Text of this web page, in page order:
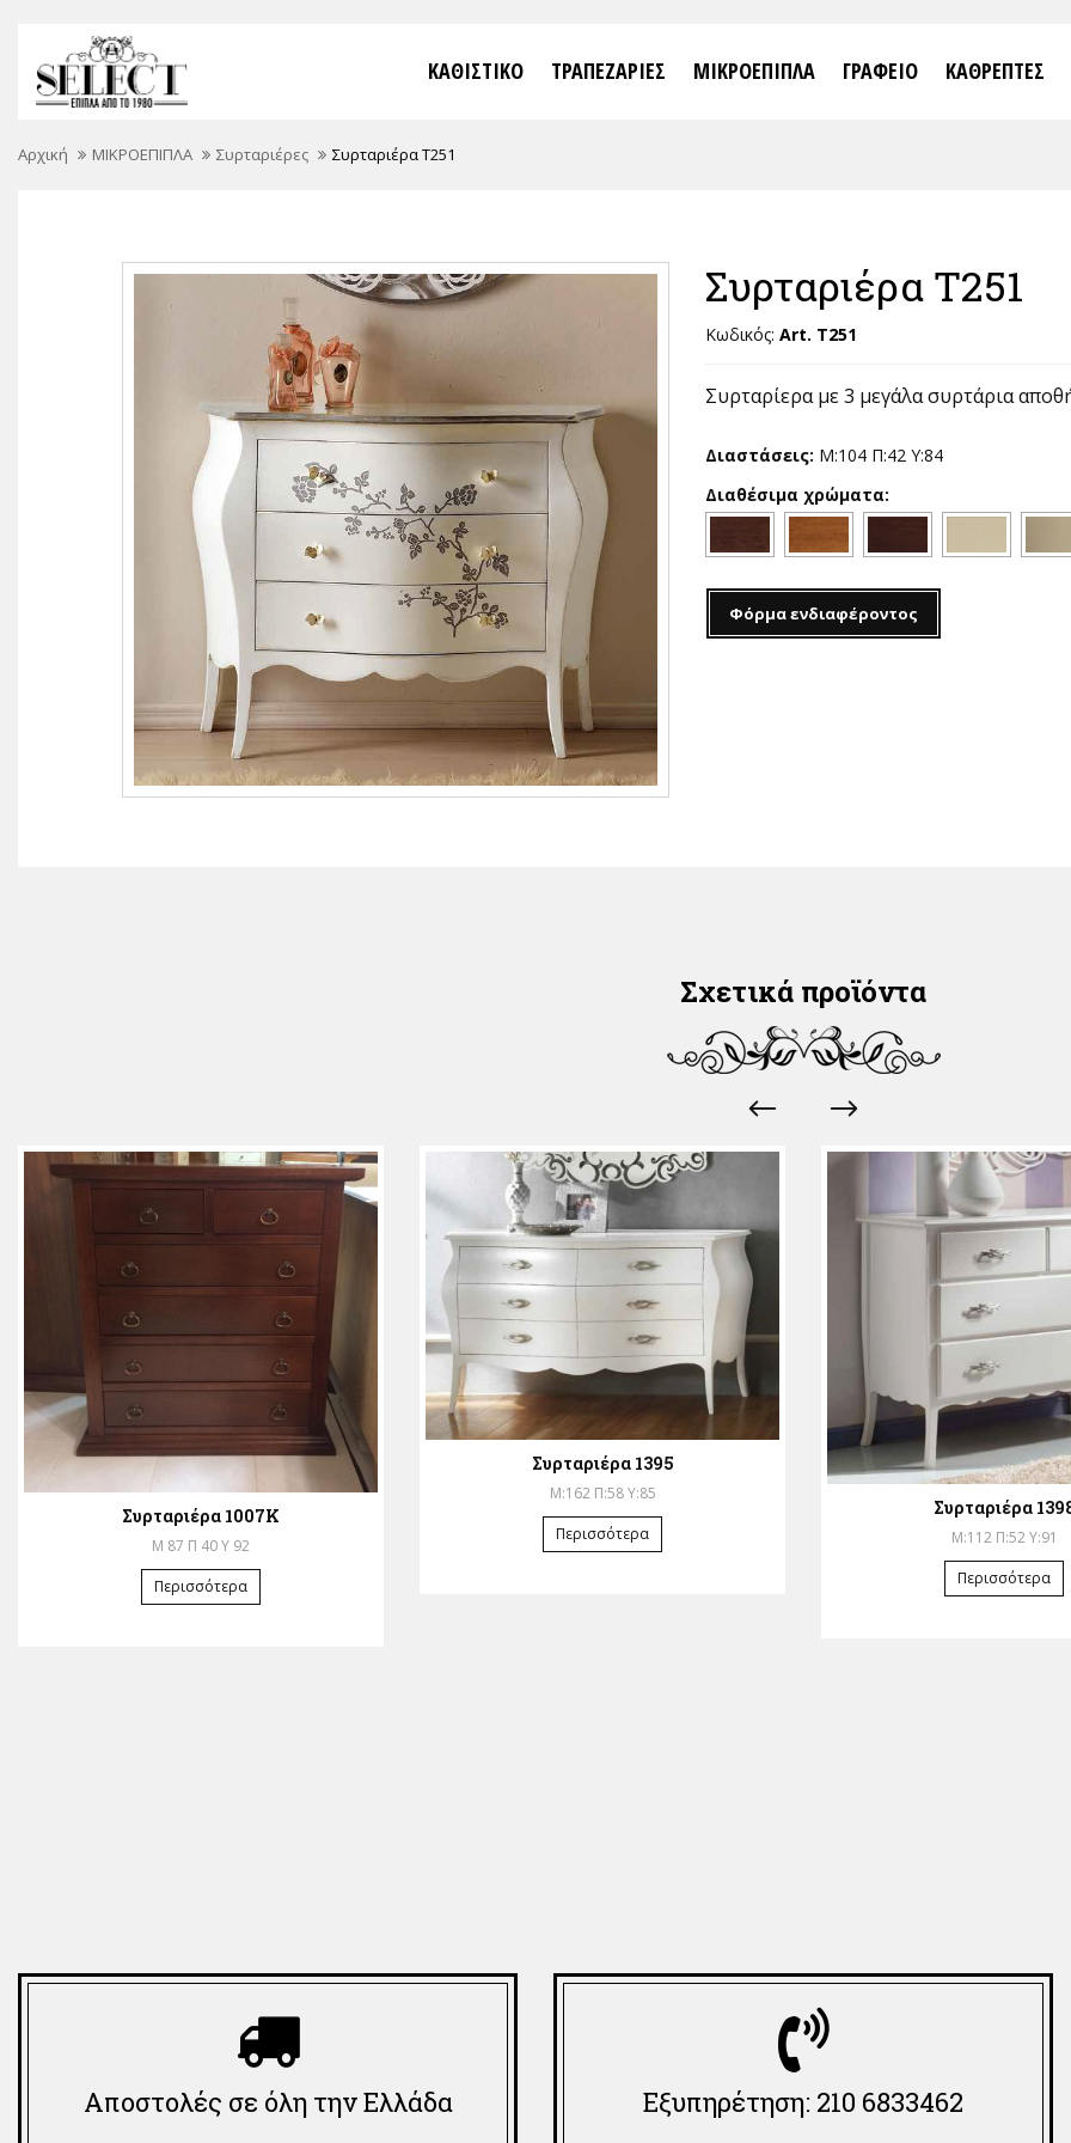
ΚΑΘΙΣΤΙΚΟ ΤΡΑΠΕΖΑΡΙΕΣ ΜΙΚΡΟΕΠΙΠΛΑ ΓΡΑΦΕΙΟ ΚΑΘΡΕΠΤΕΣ
Αρχική ΜΙΚΡΟΕΠΙΠΛΑ Συρταριέρες Συρταριέρα T251
Συρταριέρα T251
Κωδικός: Art. T251
Συρταρίερα με 3 μεγάλα συρτάρια
Διαστάσεις: Μ:104 Π:42 Υ:84
Διαθέσιμα χρώματα:
Φόρμα ενδιαφέροντος
Σχετικά προϊόντα
Συρταριέρα 1007Κ
Μ 87 Π 40 Υ 92
Περισσότερα
Συρταριέρα 1395
Μ:162 Π:58 Υ:85
Περισσότερα
Συρταριέρα
Μ:112 Π:52 Υ:91
Περισσότερα
Αποστολές σε όλη την Ελλάδα Εξυπηρέτηση: 210 6833462